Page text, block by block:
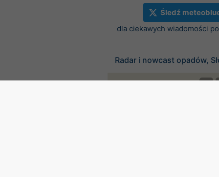
Śledź
dla ciekawych wiadomości
Radar i nowcast opadów,